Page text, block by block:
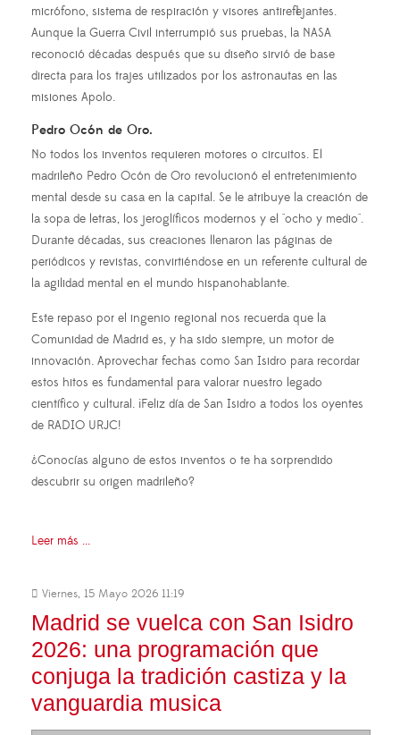
micrófono, sistema de respiración y visores antireflejantes.
Aunque la Guerra Civil interrumpió sus pruebas, la NASA
reconoció décadas después que su diseño sirvió de base
directa para los trajes utilizados por los astronautas en las
misiones Apolo.
Pedro Ocón de Oro.
No todos los inventos requieren motores o circuitos. El
madrileño Pedro Ocón de Oro revolucionó el entretenimiento
mental desde su casa en la capital. Se le atribuye la creación de
la sopa de letras, los jeroglíficos modernos y el "ocho y medio".
Durante décadas, sus creaciones llenaron las páginas de
periódicos y revistas, convirtiéndose en un referente cultural de
la agilidad mental en el mundo hispanohablante.
Este repaso por el ingenio regional nos recuerda que la
Comunidad de Madrid es, y ha sido siempre, un motor de
innovación. Aprovechar fechas como San Isidro para recordar
estos hitos es fundamental para valorar nuestro legado
científico y cultural. ¡Feliz día de San Isidro a todos los oyentes
de RADIO URJC!
¿Conocías alguno de estos inventos o te ha sorprendido
descubrir su origen madrileño?
Leer más ...
Viernes, 15 Mayo 2026 11:19
Madrid se vuelca con San Isidro
2026: una programación que
conjuga la tradición castiza y la
vanguardia musica